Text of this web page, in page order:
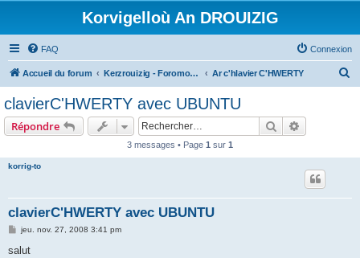
Korvigelloù An DROUIZIG
FAQ Connexion
Accueil du forum Kerzrouizig - Foromoù An Drouizig Ar c'hlavier C'HWERTY
clavierC'HWERTY avec UBUNTU
Répondre Rechercher
3 messages • Page 1 sur 1
korrig-to
clavierC'HWERTY avec UBUNTU
M
s
jeu. nov. 27, 2008 3:41 pm
salut